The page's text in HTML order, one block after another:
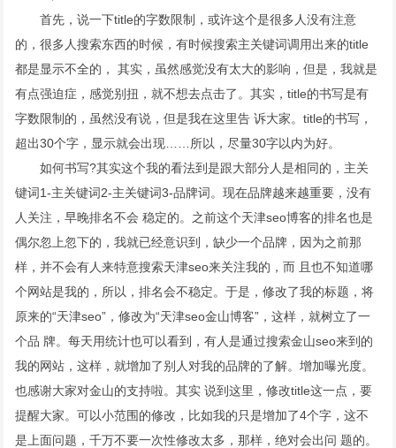
首先，说一下title的字数限制，或许这个是很多人没有注意
的，很多人搜索东西的时候，有时候搜索主关键词调用出来的title
都是显示不全的， 其实，虽然感觉没有太大的影响，但是，我就是
有点强迫症，感觉别扭，就不想去点击了。其实，title的书写是有
字数限制的，虽然没有说，但是我在这里告 诉大家。title的书写，
超出30个字，显示就会出现……所以，尽量30字以内为好。
如何书写?其实这个我的看法到是跟大部分人是相同的，主关
键词1-主关键词2-主关键词3-品牌词。现在品牌越来越重要，没有
人关注，早晚排名不会 稳定的。之前这个天津seo博客的排名也是
偶尔忽上忽下的，我就已经意识到，缺少一个品牌，因为之前那
样，并不会有人来特意搜索天津seo来关注我的，而 且也不知道哪
个网站是我的，所以，排名会不稳定。于是，修改了我的标题，将
原来的“天津seo”，修改为“天津seo金山博客”，这样，就树立了一
个品 牌。每天用统计也可以看到，有人是通过搜索金山seo来到的
我的网站，这样，就增加了别人对我的品牌的了解。增加曝光度。
也感谢大家对金山的支持啦。其实 说到这里，修改title这一点，要
提醒大家。可以小范围的修改，比如我的只是增加了4个字，这不
是上面问题，千万不要一次性修改太多，那样，绝对会出问 题的。